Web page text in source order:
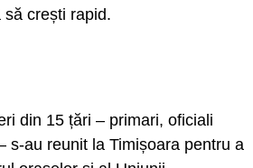
crești rapid.
din 15 țări – primari, oficiali
s-au reunit la Timișoara pentru a